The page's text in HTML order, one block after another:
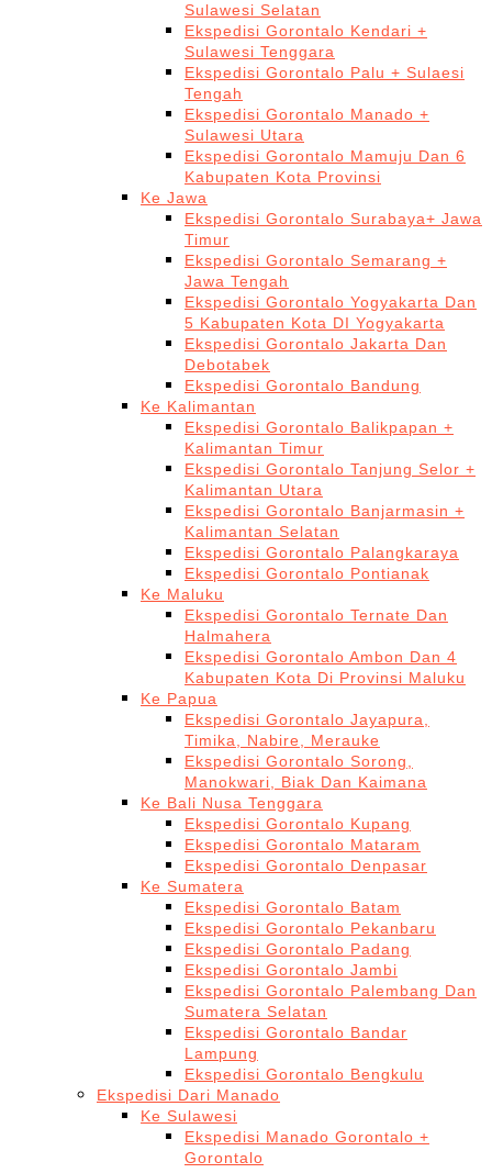
Sulawesi Selatan
Ekspedisi Gorontalo Kendari +
Sulawesi Tenggara
Ekspedisi Gorontalo Palu + Sulaesi
Tengah
Ekspedisi Gorontalo Manado +
Sulawesi Utara
Ekspedisi Gorontalo Mamuju Dan 6
Kabupaten Kota Provinsi
Ke Jawa
Ekspedisi Gorontalo Surabaya+ Jawa
Timur
Ekspedisi Gorontalo Semarang +
Jawa Tengah
Ekspedisi Gorontalo Yogyakarta Dan
5 Kabupaten Kota DI Yogyakarta
Ekspedisi Gorontalo Jakarta Dan
Debotabek
Ekspedisi Gorontalo Bandung
Ke Kalimantan
Ekspedisi Gorontalo Balikpapan +
Kalimantan Timur
Ekspedisi Gorontalo Tanjung Selor +
Kalimantan Utara
Ekspedisi Gorontalo Banjarmasin +
Kalimantan Selatan
Ekspedisi Gorontalo Palangkaraya
Ekspedisi Gorontalo Pontianak
Ke Maluku
Ekspedisi Gorontalo Ternate Dan
Halmahera
Ekspedisi Gorontalo Ambon Dan 4
Kabupaten Kota Di Provinsi Maluku
Ke Papua
Ekspedisi Gorontalo Jayapura,
Timika, Nabire, Merauke
Ekspedisi Gorontalo Sorong,
Manokwari, Biak Dan Kaimana
Ke Bali Nusa Tenggara
Ekspedisi Gorontalo Kupang
Ekspedisi Gorontalo Mataram
Ekspedisi Gorontalo Denpasar
Ke Sumatera
Ekspedisi Gorontalo Batam
Ekspedisi Gorontalo Pekanbaru
Ekspedisi Gorontalo Padang
Ekspedisi Gorontalo Jambi
Ekspedisi Gorontalo Palembang Dan
Sumatera Selatan
Ekspedisi Gorontalo Bandar
Lampung
Ekspedisi Gorontalo Bengkulu
Ekspedisi Dari Manado
Ke Sulawesi
Ekspedisi Manado Gorontalo +
Gorontalo